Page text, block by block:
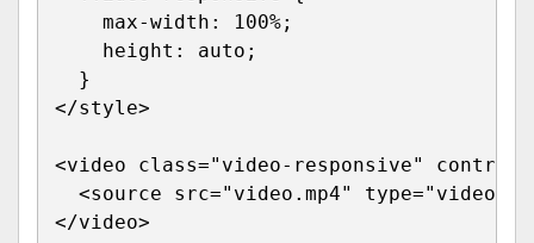
    max-width: 100%;
    height: auto;
  }
</style>
<video class="video-responsive"
<source src="video.mp4" type="video/
</video>